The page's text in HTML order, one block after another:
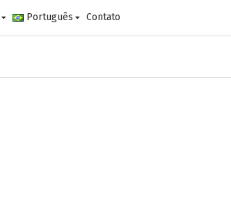
Português Contato